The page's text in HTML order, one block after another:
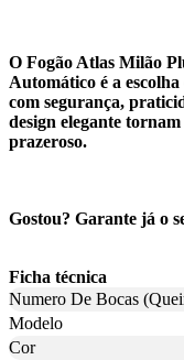
O Fogão Atlas Milão
Automático é a
com segurança,
design elegante
prazeroso.
Gostou? Garante já o
Ficha técnica
Numero De Bocas
Modelo
Cor